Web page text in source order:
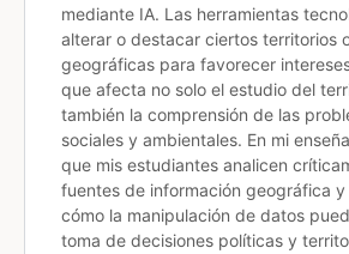
mediante IA. Las herramientas
alterar o destacar ciertos territorios
geográficas para favorecer
que afecta no solo el estudio del
también la comprensión de las
sociales y ambientales. En mi
que mis estudiantes analicen
fuentes de información geográfica y
cómo la manipulación de datos
toma de decisiones políticas y